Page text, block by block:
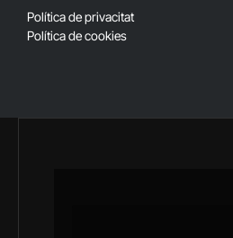
Política de privacitat
Política de cookies